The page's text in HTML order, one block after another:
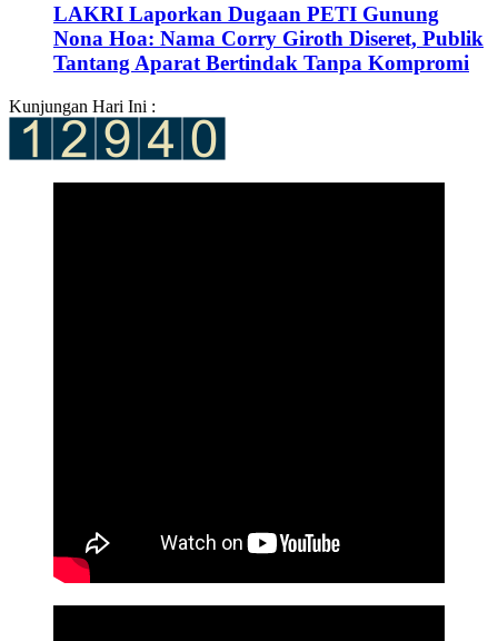
LAKRI Laporkan Dugaan PETI Gunung
Nona Hoa: Nama Corry Giroth Diseret, Publik
Tantang Aparat Bertindak Tanpa Kompromi
Kunjungan Hari Ini :